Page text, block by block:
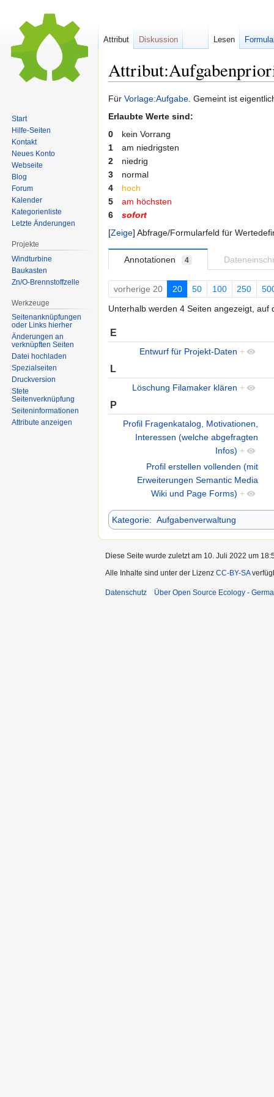
Zur
Navigation
Zur
Suche
Für Vorlage:Aufgabe. Gemeint ist
Erlaubte Werte sind:
0
kein Vorrang
1
am niedrigsten
2
niedrig
3
normal
4
hoch
5
am höchsten
6
sofort
Zeige Abfrage/Formularfeld für
Annotationen 4
vorherige 20 20 50 100 250
Unterhalb werden 4 Seiten angezeigt,
E
Entwurf für Projekt-Daten +
L
Löschung Filamaker klären +
P
Profil Fragenkatalog, Motivationen,
Interessen (welche abgefragten
Infos) +
Profil erstellen vollenden (mit
Erweiterungen Semantic Media
Wiki und Page Forms) +
Kategorie: Aufgabenverwaltung
Attribut Diskussion Lesen
Start
Hilfe-Seiten
Kontakt
Neues Konto
Webseite
Blog
Forum
Kalender
Kategorienliste
Letzte Änderungen
Projekte
Windturbine
Baukasten
Zn/O-Brennstoffzelle
Werkzeuge
Seitenanknüpfungen
oder Links hierher
Änderungen an
verknüpften Seiten
Datei hochladen
Spezialseiten
Druckversion
Stete
Seitenverknüpfung
Seiten­informationen
Attribute anzeigen
Diese Seite wurde zuletzt am 10. Juli 2022 um
Alle Inhalte sind unter der Lizenz CC-BY-SA
Datenschutz Über Open Source Ecology -